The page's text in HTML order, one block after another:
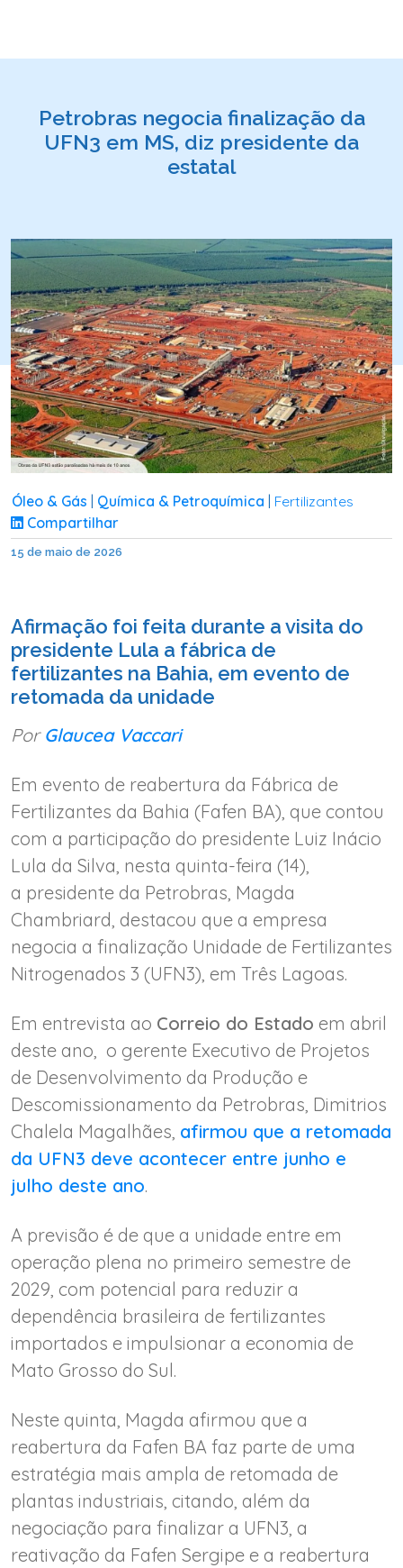
Petrobras negocia finalização da
UFN3 em MS, diz presidente da
estatal
Óleo & Gás Química & Petroquímica
Fertilizantes
Compartilhar
15 de maio de 2026
Afirmação foi feita durante a visita do
presidente Lula a fábrica de
fertilizantes na Bahia, em evento de
retomada da unidade
Por Glaucea Vaccari
Em evento de reabertura da Fábrica de
Fertilizantes da Bahia (Fafen BA), que contou
com a participação do presidente Luiz Inácio
Lula da Silva, nesta quinta-feira (14),
a presidente da Petrobras, Magda
Chambriard, destacou que a empresa
negocia a finalização Unidade de Fertilizantes
Nitrogenados 3 (UFN3), em Três Lagoas.
Em entrevista ao Correio do Estado em abril
deste ano, o gerente Executivo de Projetos
de Desenvolvimento da Produção e
Descomissionamento da Petrobras, Dimitrios
Chalela Magalhães, afirmou que a retomada
da UFN3 deve acontecer entre junho e
julho deste ano.
A previsão é de que a unidade entre em
operação plena no primeiro semestre de
2029, com potencial para reduzir a
dependência brasileira de fertilizantes
importados e impulsionar a economia de
Mato Grosso do Sul.
Neste quinta, Magda afirmou que a
reabertura da Fafen BA faz parte de uma
estratégia mais ampla de retomada de
plantas industriais, citando, além da
negociação para finalizar a UFN3, a
reativação da Fafen Sergipe e a reabertura